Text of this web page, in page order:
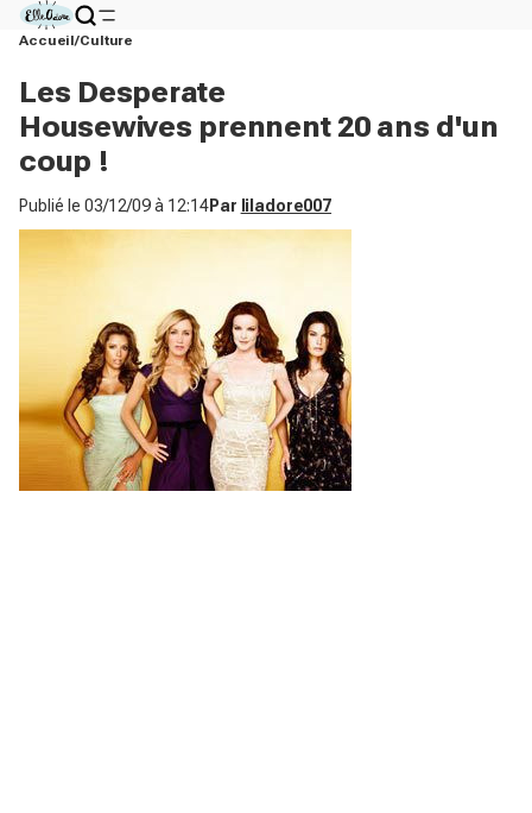
Accueil Culture
Les Desperate
Housewives prennent 20 ans d'un
coup !
Publié le 03/12/09 à 12:14Par liladore007